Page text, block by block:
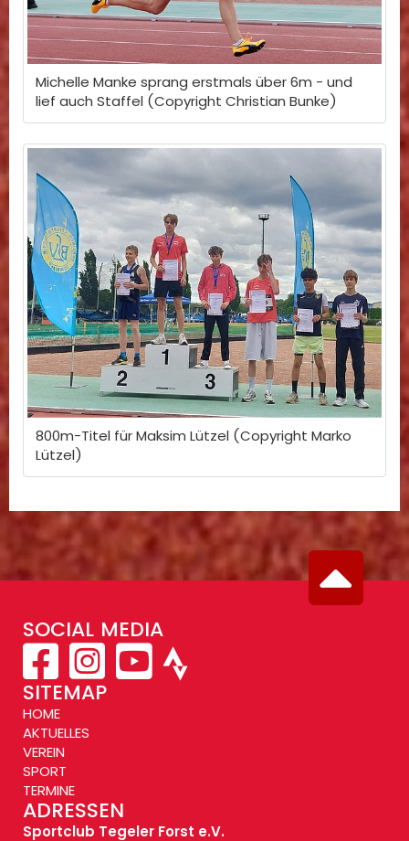
Michelle Manke sprang erstmals über 6m - und
lief auch Staffel (Copyright Christian Bunke)
800m-Titel für Maksim Lützel (Copyright Marko
Lützel)
SOCIAL MEDIA
SITEMAP
HOME
AKTUELLES
VEREIN
SPORT
TERMINE
ADRESSEN
Sportclub Tegeler Forst e.V.